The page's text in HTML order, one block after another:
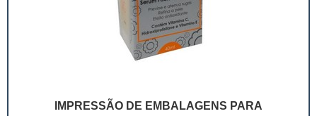
IMPRESSÃO DE EMBALAGENS PARA